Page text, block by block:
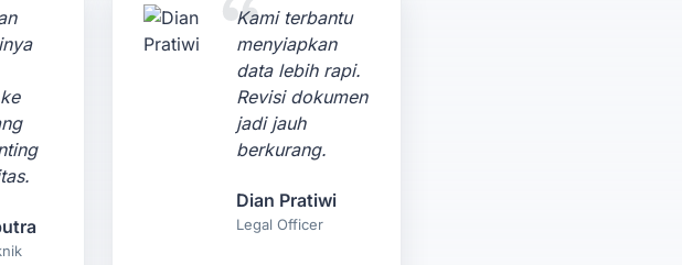
Kami terbantu
menyiapkan
data lebih rapi.
Revisi dokumen
jadi jauh
berkurang.
Dian Pratiwi
Legal Officer